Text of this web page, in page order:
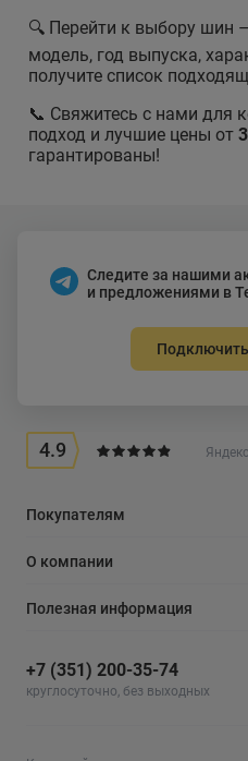
🔍 Перейти к выбору шин
модель, год выпуска,
получите список
📞 Свяжитесь с нами для
подход и лучшие цены от
гарантированы!
Следите за нашими
и предложениями в
4.9
Покупателям
О компании
Полезная информация
+7 (351) 200-35-74
круглосуточно, без выходных